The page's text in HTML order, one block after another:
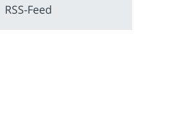
RSS-Feed